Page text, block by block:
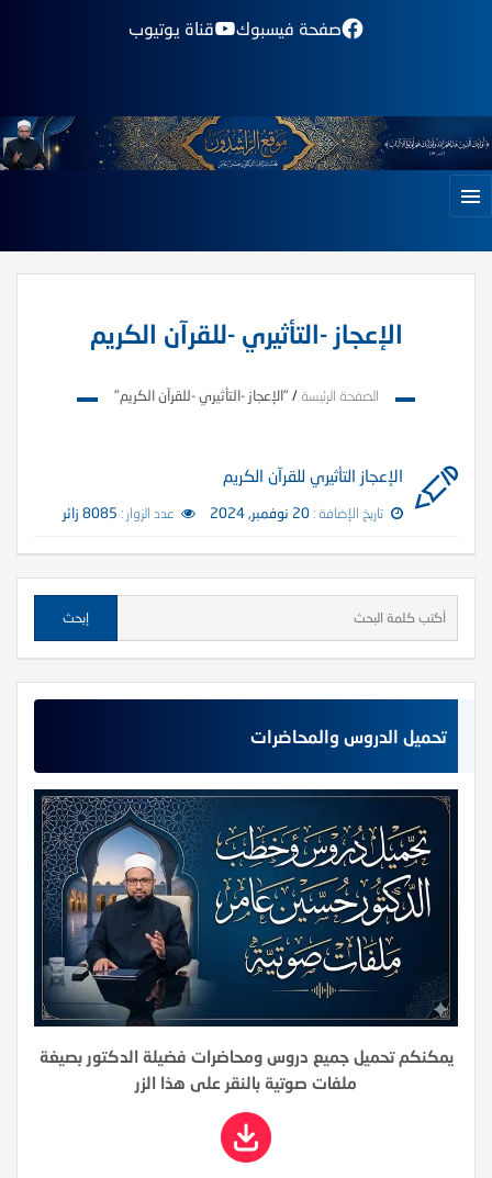
صفحة فيسبوك قناة يوتيوب
الإعجاز -التأثيري -للقرآن الكريم
الصفحة الرئيسة / "الإعجاز -التأثيري -للقرآن الكريم"
الإعجاز التأثيري للقرآن الكريم
تاريخ الإضافة :20 نوفمبر, 2024 عدد الزوار : 8085 زائر
تحميل الدروس والمحاضرات
يمكنكم تحميل جميع دروس ومحاضرات فضيلة الدكتور بصيغة
ملفات صوتية بالنقر على هذا الزر